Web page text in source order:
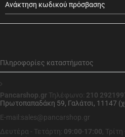
Ανάκτηση κωδικού πρόσβασης
Πληροφορίες καταστήματος
Pancarshop.gr Τηλέφωνο: 210
Πρωτοπαπαδάκη 59, Γαλάτσι, 11147
E-mail:sales@pancarshop.gr
Δευτέρα - Τετάρτη: 09:00-17:00,